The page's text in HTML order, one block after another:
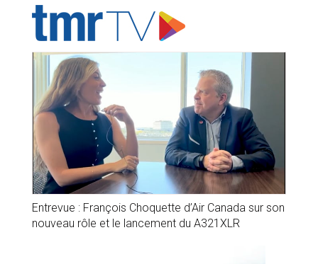
Entrevue : François Choquette d’Air Canada sur son
nouveau rôle et le lancement du A321XLR